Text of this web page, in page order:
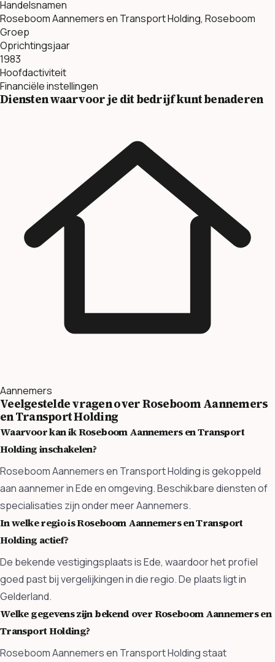
Handelsnamen
Roseboom Aannemers en Transport Holding, Roseboom
Groep
Oprichtingsjaar
1983
Hoofdactiviteit
Financiële instellingen
Diensten waarvoor je dit bedrijf kunt benaderen
Aannemers
Veelgestelde vragen over Roseboom Aannemers
en Transport Holding
Waarvoor kan ik Roseboom Aannemers en Transport
Holding inschakelen?
Roseboom Aannemers en Transport Holding is gekoppeld
aan aannemer in Ede en omgeving. Beschikbare diensten of
specialisaties zijn onder meer Aannemers.
In welke regio is Roseboom Aannemers en Transport
Holding actief?
De bekende vestigingsplaats is Ede, waardoor het profiel
goed past bij vergelijkingen in die regio. De plaats ligt in
Gelderland.
Welke gegevens zijn bekend over Roseboom Aannemers en
Transport Holding?
Roseboom Aannemers en Transport Holding staat